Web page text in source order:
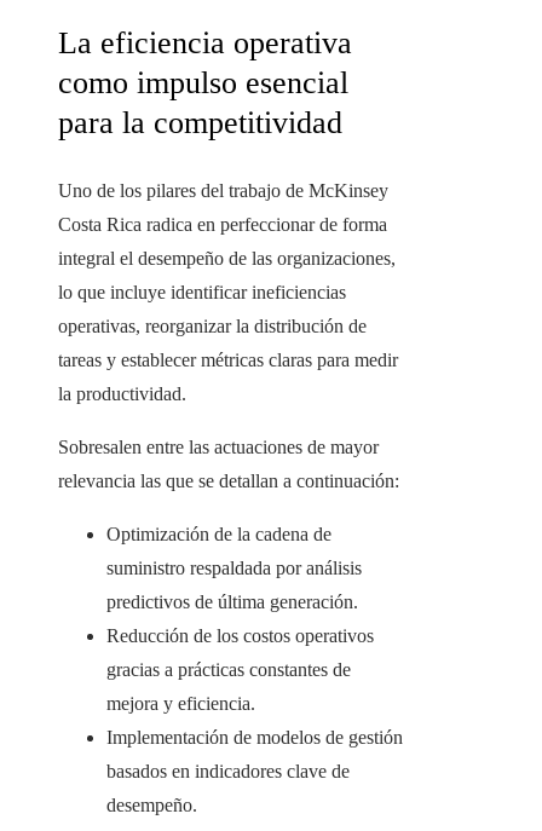
La eficiencia operativa
como impulso esencial
para la competitividad
Uno de los pilares del trabajo de McKinsey
Costa Rica radica en perfeccionar de forma
integral el desempeño de las organizaciones,
lo que incluye identificar ineficiencias
operativas, reorganizar la distribución de
tareas y establecer métricas claras para medir
la productividad.
Sobresalen entre las actuaciones de mayor
relevancia las que se detallan a continuación:
Optimización de la cadena de
suministro respaldada por análisis
predictivos de última generación.
Reducción de los costos operativos
gracias a prácticas constantes de
mejora y eficiencia.
Implementación de modelos de gestión
basados en indicadores clave de
desempeño.